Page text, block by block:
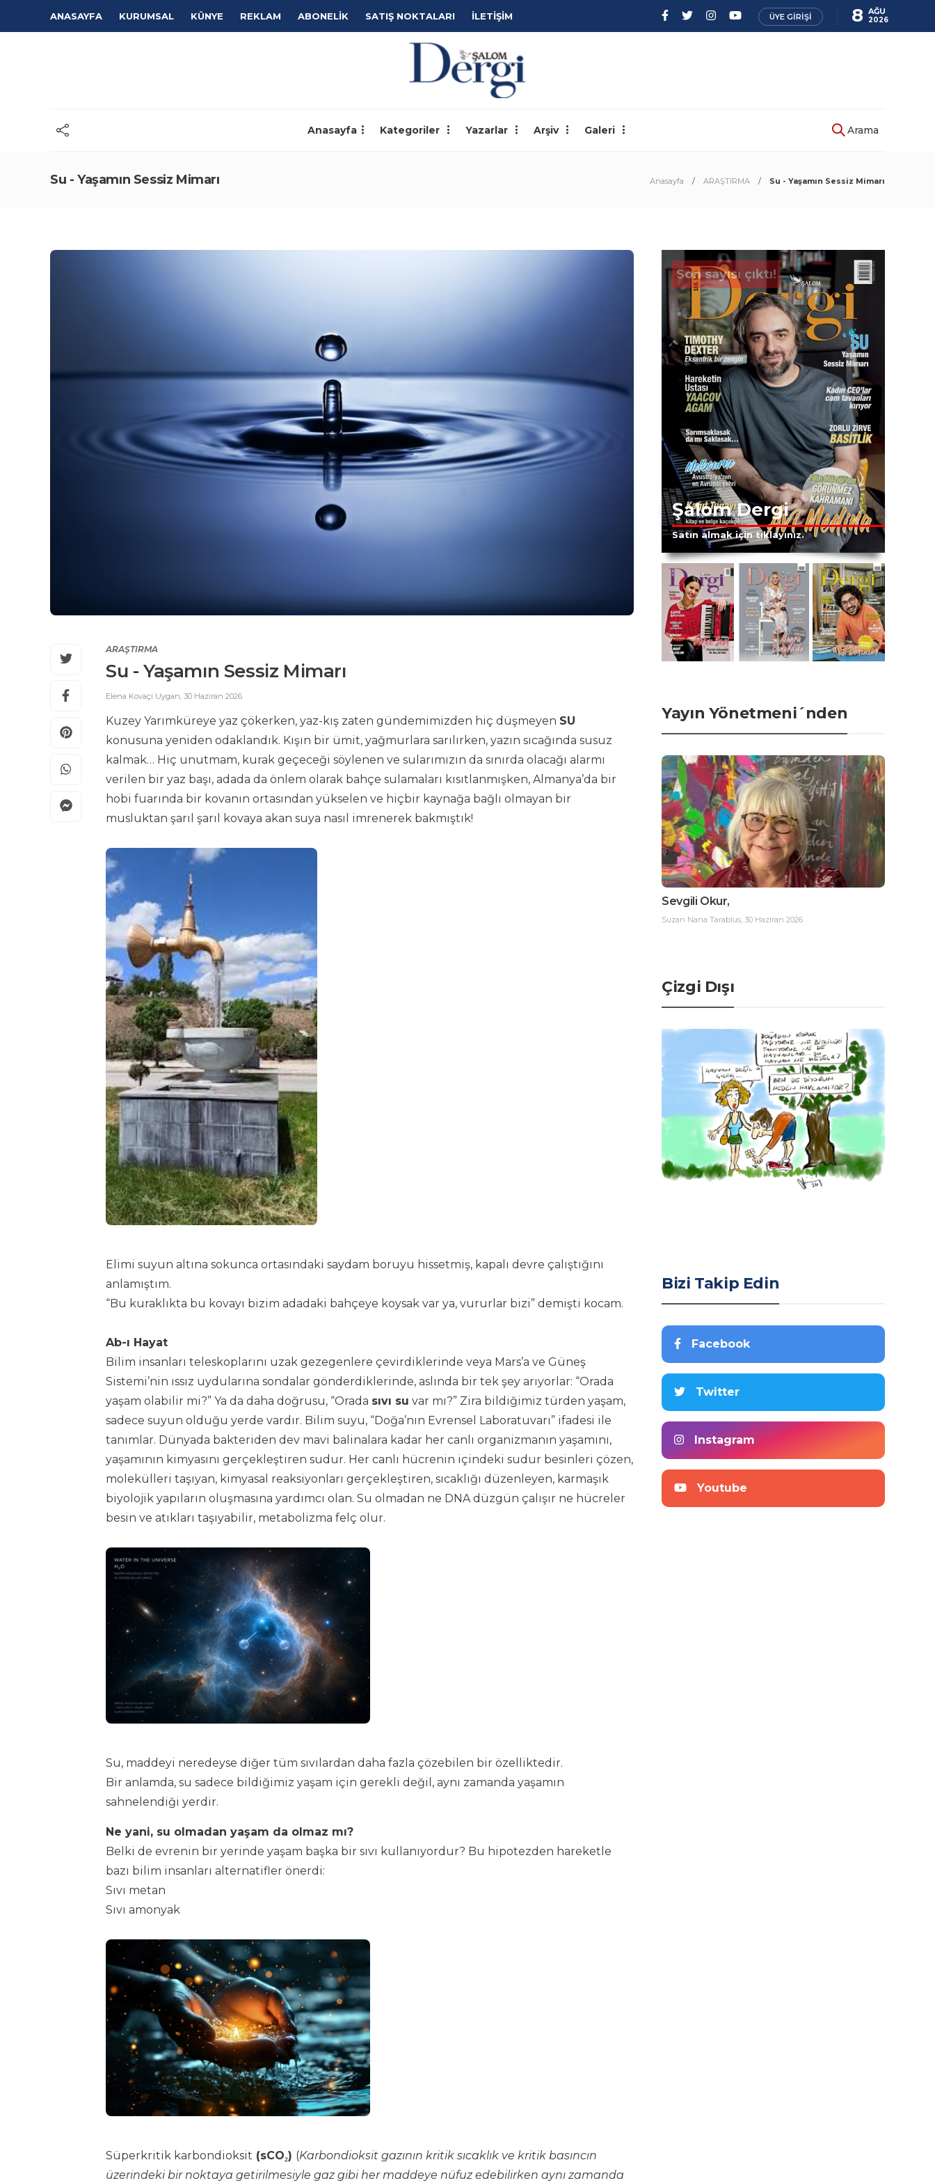
ANASAYFA KURUMSAL KÜNYE REKLAM ABONELİK SATIŞ NOKTALARI İLETİŞİM ÜYE GIRIŞI 8 AĞU
2026
Anasayfa Kategoriler Yazarlar Arşiv Galeri Arama
Su - Yaşamın Sessiz Mimarı Anasayfa ARAŞTIRMA Su - Yaşamın Sessiz Mimarı
ARAŞTIRMA
Su - Yaşamın Sessiz Mimarı
Elena Kovaçi Uygan, 30 Haziran 2026
Kuzey Yarımküreye yaz çökerken, yaz-kış zaten gündemimizden hiç düşmeyen SU
konusuna yeniden odaklandık. Kışın bir ümit, yağmurlara sarılırken, yazın sıcağında susuz
kalmak… Hiç unutmam, kurak geçeceği söylenen ve sularımızın da sınırda olacağı alarmı
verilen bir yaz başı, adada da önlem olarak bahçe sulamaları kısıtlanmışken, Almanya’da bir
hobi fuarında bir kovanın ortasından yükselen ve hiçbir kaynağa bağlı olmayan bir
musluktan şarıl şarıl kovaya akan suya nasıl imrenerek bakmıştık!
Elimi suyun altına sokunca ortasındaki saydam boruyu hissetmiş, kapalı devre çalıştığını
anlamıştım.
“Bu kuraklıkta bu kovayı bizim adadaki bahçeye koysak var ya, vururlar bizi” demişti kocam.
Ab-ı Hayat
Bilim insanları teleskoplarını uzak gezegenlere çevirdiklerinde veya Mars’a ve Güneş
Sistemi’nin ıssız uydularına sondalar gönderdiklerinde, aslında bir tek şey arıyorlar: “Orada
yaşam olabilir mi?” Ya da daha doğrusu, “Orada sıvı su var mı?” Zira bildiğimiz türden yaşam,
sadece suyun olduğu yerde vardır. Bilim suyu, “Doğa’nın Evrensel Laboratuvarı” ifadesi ile
tanımlar. Dünyada bakteriden dev mavi balinalara kadar her canlı organizmanın yaşamını,
yaşamının kimyasını gerçekleştiren sudur. Her canlı hücrenin içindeki sudur besinleri çözen,
molekülleri taşıyan, kimyasal reaksiyonları gerçekleştiren, sıcaklığı düzenleyen, karmaşık
biyolojik yapıların oluşmasına yardımcı olan. Su olmadan ne DNA düzgün çalışır ne hücreler
besin ve atıkları taşıyabilir, metabolizma felç olur.
Su, maddeyi neredeyse diğer tüm sıvılardan daha fazla çözebilen bir özelliktedir.
Bir anlamda, su sadece bildiğimiz yaşam için gerekli değil, aynı zamanda yaşamın
sahnelendiği yerdir.
Ne yani, su olmadan yaşam da olmaz mı?
Belki de evrenin bir yerinde yaşam başka bir sıvı kullanıyordur? Bu hipotezden hareketle
bazı bilim insanları alternatifler önerdi:
Sıvı metan
Sıvı amonyak
Süperkritik karbondioksit (sCO₂) (Karbondioksit gazının kritik sıcaklık ve kritik basıncın
üzerindeki bir noktaya getirilmesiyle gaz gibi her maddeye nüfuz edebilirken aynı zamanda
Son sayısı çıktı!
Şalom Dergi
Satın almak için tıklayınız.
Yayın Yönetmeni´nden
Sevgili Okur,
Suzan Nana Tarablus, 30 Haziran 2026
Çizgi Dışı
Bizi Takip Edin
Facebook
Twitter
Instagram
Youtube